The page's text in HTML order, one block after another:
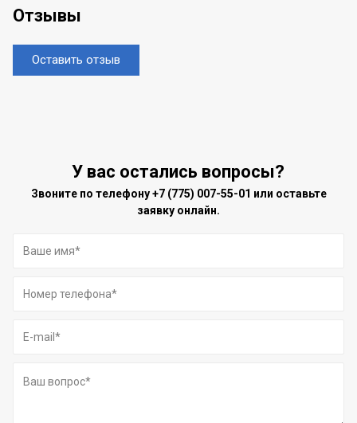
Отзывы
Оставить отзыв
У вас остались вопросы?
Звоните по телефону+7 (775) 007-55-01 или оставьте
заявку онлайн.